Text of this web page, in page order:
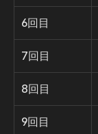
6回目
7回目
8回目
9回目